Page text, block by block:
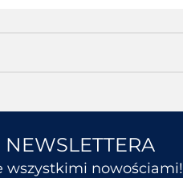
wszystkimi nowościami!